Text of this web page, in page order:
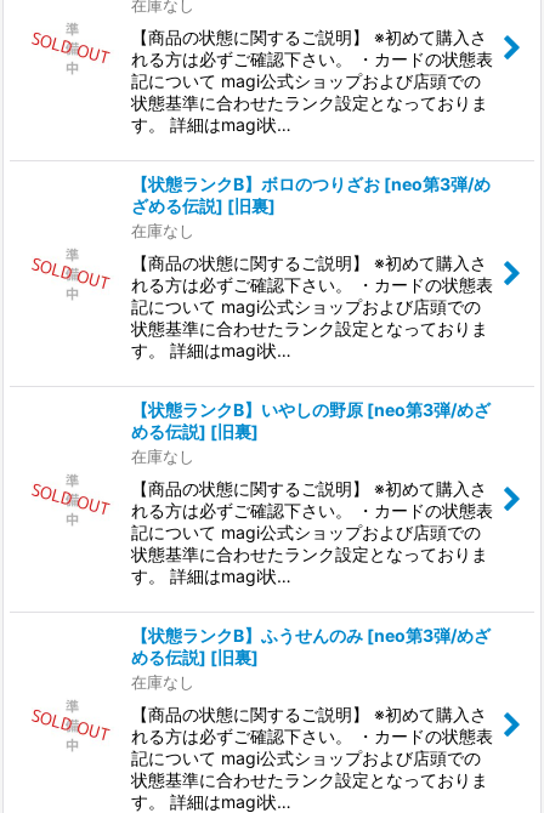
在庫なし
【商品の状態に関するご説明】 ※初めて購入さ
れる方は必ずご確認下さい。 ・カードの状態表
記について magi公式ショップおよび店頭での
状態基準に合わせたランク設定となっておりま
す。 詳細はmagi状…
【状態ランクB】ボロのつりざお [neo第3弾/め
ざめる伝説] [旧裏]
在庫なし
【商品の状態に関するご説明】 ※初めて購入さ
れる方は必ずご確認下さい。 ・カードの状態表
記について magi公式ショップおよび店頭での
状態基準に合わせたランク設定となっておりま
す。 詳細はmagi状…
【状態ランクB】いやしの野原 [neo第3弾/めざ
める伝説] [旧裏]
在庫なし
【商品の状態に関するご説明】 ※初めて購入さ
れる方は必ずご確認下さい。 ・カードの状態表
記について magi公式ショップおよび店頭での
状態基準に合わせたランク設定となっておりま
す。 詳細はmagi状…
【状態ランクB】ふうせんのみ [neo第3弾/めざ
める伝説] [旧裏]
在庫なし
【商品の状態に関するご説明】 ※初めて購入さ
れる方は必ずご確認下さい。 ・カードの状態表
記について magi公式ショップおよび店頭での
状態基準に合わせたランク設定となっておりま
す。 詳細はmagi状…